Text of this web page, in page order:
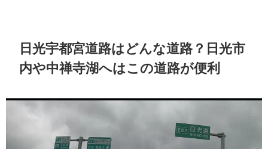
日光宇都宮道路はどんな道路？日光市
内や中禅寺湖へはこの道路が便利